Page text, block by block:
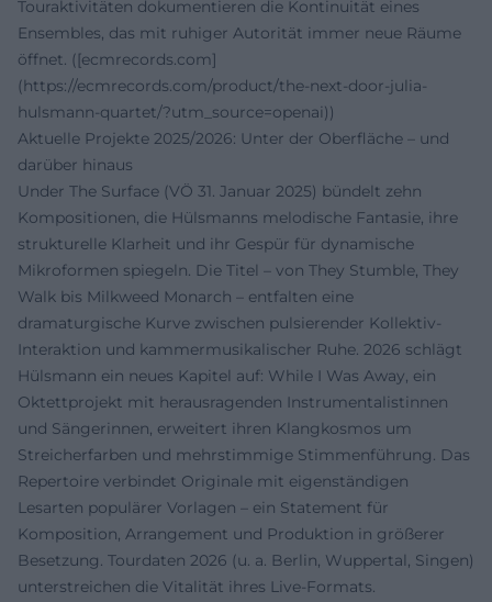
Touraktivitäten dokumentieren die Kontinuität eines
Ensembles, das mit ruhiger Autorität immer neue Räume
öffnet. ([ecmrecords.com]
(https://ecmrecords.com/product/the-next-door-julia-
hulsmann-quartet/?utm_source=openai))
Aktuelle Projekte 2025/2026: Unter der Oberfläche – und
darüber hinaus
Under The Surface (VÖ 31. Januar 2025) bündelt zehn
Kompositionen, die Hülsmanns melodische Fantasie, ihre
strukturelle Klarheit und ihr Gespür für dynamische
Mikroformen spiegeln. Die Titel – von They Stumble, They
Walk bis Milkweed Monarch – entfalten eine
dramaturgische Kurve zwischen pulsierender Kollektiv-
Interaktion und kammermusikalischer Ruhe. 2026 schlägt
Hülsmann ein neues Kapitel auf: While I Was Away, ein
Oktettprojekt mit herausragenden Instrumentalistinnen
und Sängerinnen, erweitert ihren Klangkosmos um
Streicherfarben und mehrstimmige Stimmenführung. Das
Repertoire verbindet Originale mit eigenständigen
Lesarten populärer Vorlagen – ein Statement für
Komposition, Arrangement und Produktion in größerer
Besetzung. Tourdaten 2026 (u. a. Berlin, Wuppertal, Singen)
unterstreichen die Vitalität ihres Live-Formats.